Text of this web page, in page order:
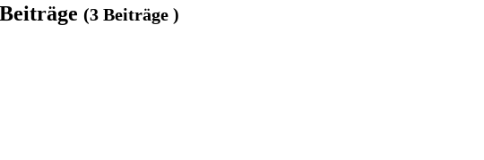
(3 Beiträge )